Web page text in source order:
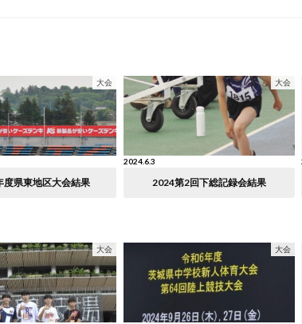
大会
度県東地区大会結果
大会
2024.6.3
2024第2回下総記録会結果
大会 大会